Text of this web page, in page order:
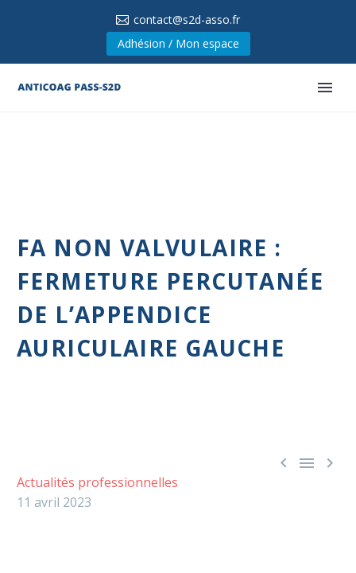
contact@s2d-asso.fr
Adhésion / Mon espace
FA NON VALVULAIRE :
FERMETURE PERCUTANÉE
DE L’APPENDICE
AURICULAIRE GAUCHE
  
Actualités professionnelles
11 avril 2023